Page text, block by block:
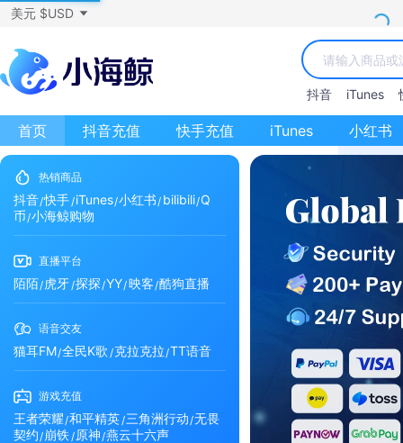
美元 $USD
抖音 iTunes
首页 抖音充值 快手充值 iTunes 小红书
热销商品
抖音 快手 iTunes 小红书 bilibili Q
币 小海鲸购物
直播平台
陌陌 虎牙 探探 YY 映客 酷狗直播
语音交友
猫耳FM 全民K歌 克拉克拉 TT语音
游戏充值
王者荣耀 和平精英 三角洲行动 无畏
契约 崩铁 原神 燕云十六声